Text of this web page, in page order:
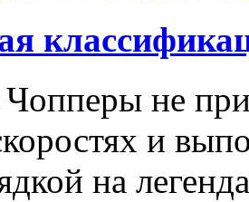
Чопперы не
и
на